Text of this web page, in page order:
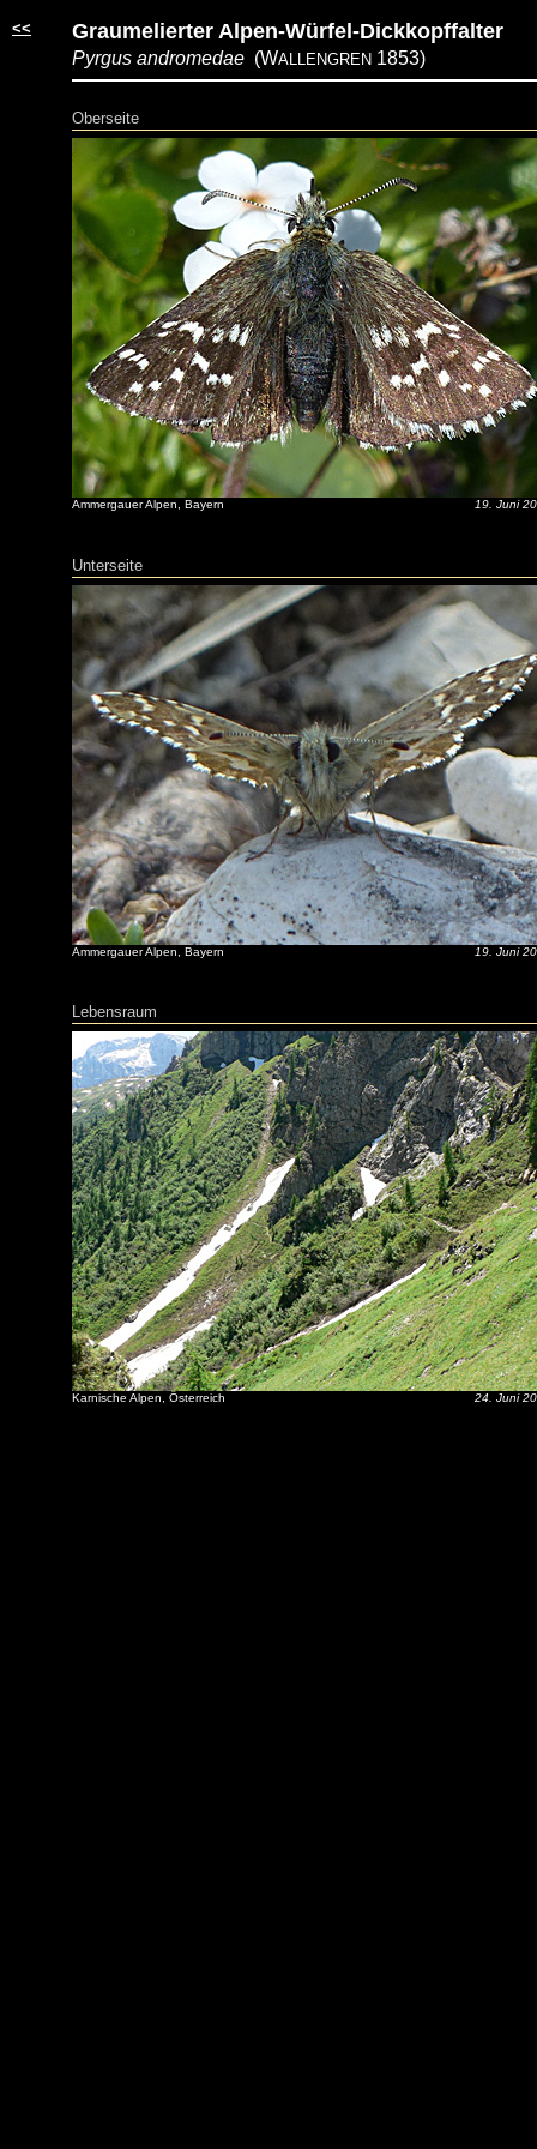
<< Graumelierter Alpen-Würfel-Dickkopffalter
Pyrgus andromedae (WALLENGREN 1853)
Oberseite
Ammergauer Alpen, Bayern 19. Juni
Unterseite
Ammergauer Alpen, Bayern 19. Juni
Lebensraum
Karnische Alpen, Österreich 24. Juni